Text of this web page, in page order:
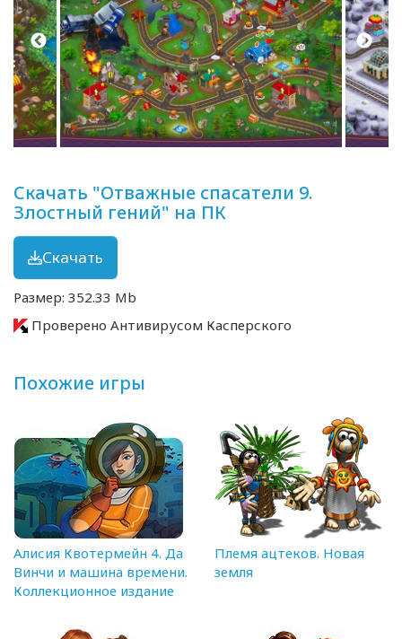
Скачать "Отважные спасатели 9.
Злостный гений" на ПК
Скачать
Размер: 352.33 Mb
Проверено Антивирусом Касперского
Похожие игры
Алисия Квотермейн 4. Да
Винчи и машина времени.
Коллекционное издание
Племя ацтеков. Новая
земля